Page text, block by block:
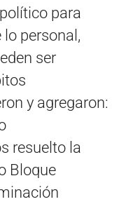
para
personal,
ser
y agregaron:
resuelto la
Bloque